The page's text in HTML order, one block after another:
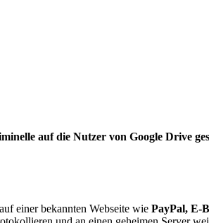
auf die Nutzer von Google Drive
einer bekannten Webseite wie PayPal, E-